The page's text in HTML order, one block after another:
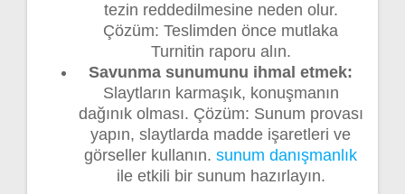
tezin reddedilmesine neden olur.
Çözüm: Teslimden önce mutlaka
Turnitin raporu alın.
Savunma sunumunu ihmal etmek:
Slaytların karmaşık, konuşmanın
dağınık olması. Çözüm: Sunum provası
yapın, slaytlarda madde işaretleri ve
görseller kullanın. sunum danışmanlık
ile etkili bir sunum hazırlayın.